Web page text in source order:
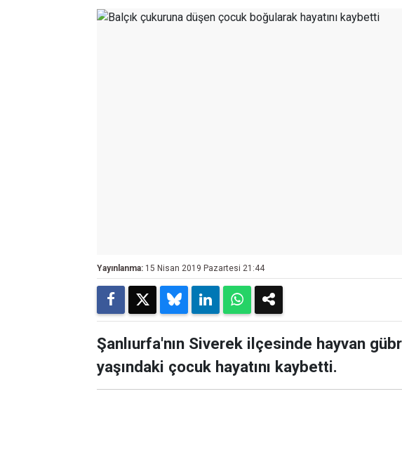
Yayınlanma: 15 Nisan 2019 Pazartesi 21:44
Şanlıurfa'nın Siverek ilçesinde hayvan
yaşındaki çocuk hayatını kaybetti.